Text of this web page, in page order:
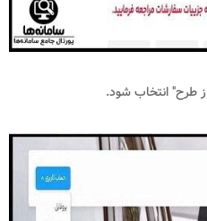
طرح" انتخاب شود.